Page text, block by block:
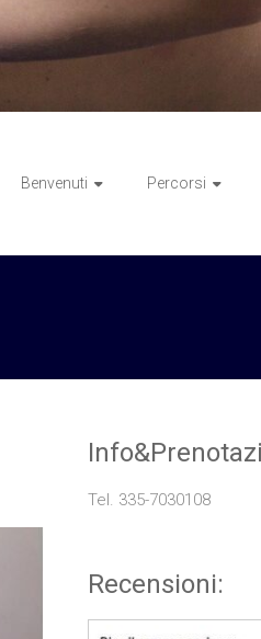
Benvenuti Percorsi
Tel. 335-7030108
Recensioni: